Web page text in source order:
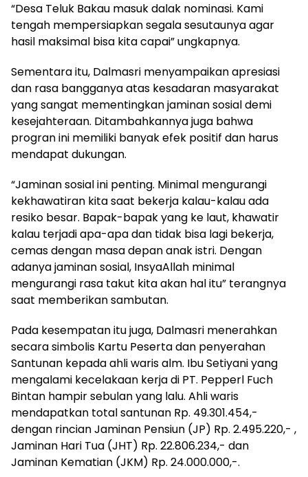
“Desa Teluk Bakau masuk dalak nominasi. Kami
tengah mempersiapkan segala sesutaunya agar
hasil maksimal bisa kita capai” ungkapnya.
Sementara itu, Dalmasri menyampaikan apresiasi
dan rasa bangganya atas kesadaran masyarakat
yang sangat mementingkan jaminan sosial demi
kesejahteraan. Ditambahkannya juga bahwa
progran ini memiliki banyak efek positif dan harus
mendapat dukungan.
“Jaminan sosial ini penting. Minimal mengurangi
kekhawatiran kita saat bekerja kalau-kalau ada
resiko besar. Bapak-bapak yang ke laut, khawatir
kalau terjadi apa-apa dan tidak bisa lagi bekerja,
cemas dengan masa depan anak istri. Dengan
adanya jaminan sosial, InsyaAllah minimal
mengurangi rasa takut kita akan hal itu” terangnya
saat memberikan sambutan.
Pada kesempatan itu juga, Dalmasri menerahkan
secara simbolis Kartu Peserta dan penyerahan
Santunan kepada ahli waris alm. Ibu Setiyani yang
mengalami kecelakaan kerja di PT. Pepperl Fuch
Bintan hampir sebulan yang lalu. Ahli waris
mendapatkan total santunan Rp. 49.301.454,-
dengan rincian Jaminan Pensiun (JP) Rp. 2.495.220,- ,
Jaminan Hari Tua (JHT) Rp. 22.806.234,- dan
Jaminan Kematian (JKM) Rp. 24.000.000,-.